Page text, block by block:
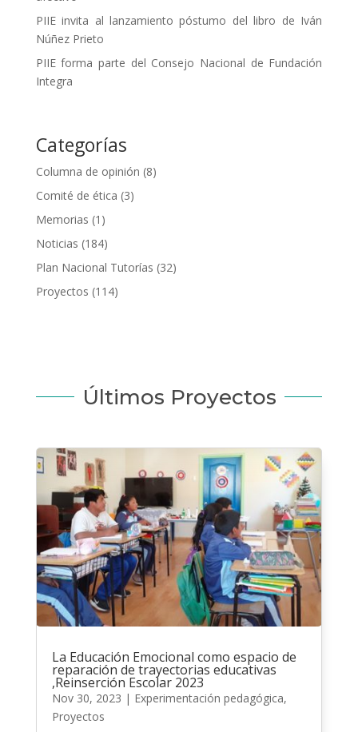
PIIE invita al lanzamiento póstumo del libro de Iván
Núñez Prieto
PIIE forma parte del Consejo Nacional de Fundación
Integra
Categorías
Columna de opinión (8)
Comité de ética (3)
Memorias (1)
Noticias (184)
Plan Nacional Tutorías (32)
Proyectos (114)
Últimos Proyectos
La Educación Emocional como espacio de
reparación de trayectorias educativas
,Reinserción Escolar 2023
Nov 30, 2023 | Experimentación pedagógica,
Proyectos